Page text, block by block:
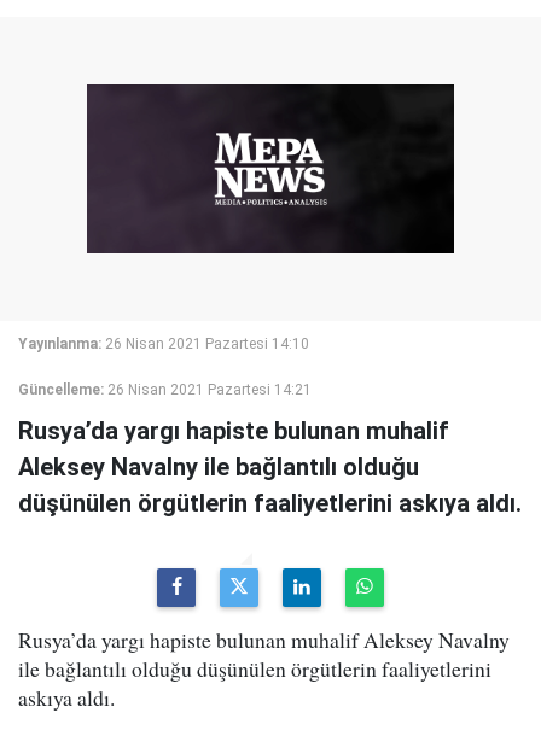
Yayınlanma: 26 Nisan 2021 Pazartesi 14:10
Güncelleme: 26 Nisan 2021 Pazartesi 14:21
Rusya’da yargı hapiste bulunan muhalif
Aleksey Navalny ile bağlantılı olduğu
düşünülen örgütlerin faaliyetlerini askıya aldı.
Rusya’da yargı hapiste bulunan muhalif Aleksey Navalny
ile bağlantılı olduğu düşünülen örgütlerin faaliyetlerini
askıya aldı.